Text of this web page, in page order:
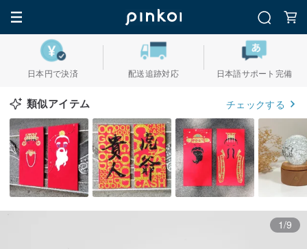
日本円で決済 配送追跡対応 日本語サポート完備
類似アイテム チェックする
1/9